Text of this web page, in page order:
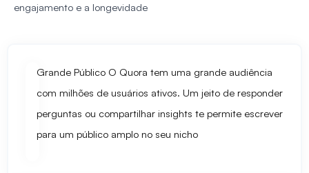
engajamento e a longevidade
Grande Público O Quora tem uma grande audiência
com milhões de usuários ativos. Um jeito de responder
perguntas ou compartilhar insights te permite escrever
para um público amplo no seu nicho